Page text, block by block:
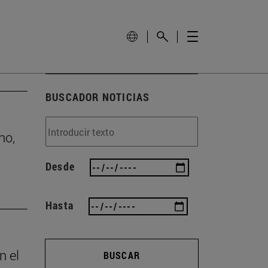
el
BUSCADOR NOTICIAS
Desde
Hasta
BUSCAR